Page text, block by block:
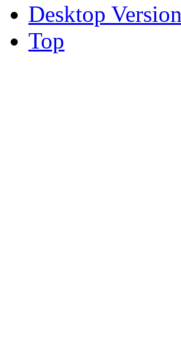
Desktop Version
Top